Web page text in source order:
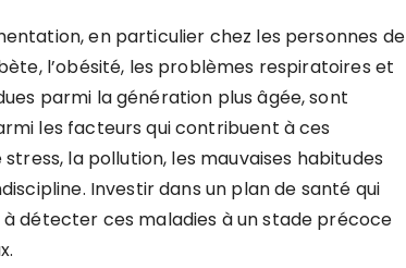
en particulier chez les personnes de
l’obésité, les problèmes respiratoires et
parmi la génération plus âgée, sont
les facteurs qui contribuent à ces
la pollution, les mauvaises habitudes
Investir dans un plan de santé qui
détecter ces maladies à un stade précoce